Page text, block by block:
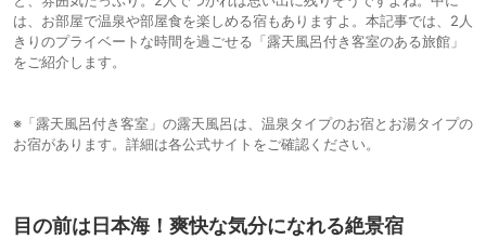
は、お部屋で温泉や部屋食を楽しめる宿もありますよ。本記事では、2人
きりのプライベートな時間を過ごせる「露天風呂付き客室のある旅館」
をご紹介します。
※「露天風呂付き客室」の露天風呂は、温泉タイプのお宿とお湯タイプの
お宿があります。詳細は各公式サイトをご確認ください。
目の前は日本海！爽快な気分になれる絶景宿